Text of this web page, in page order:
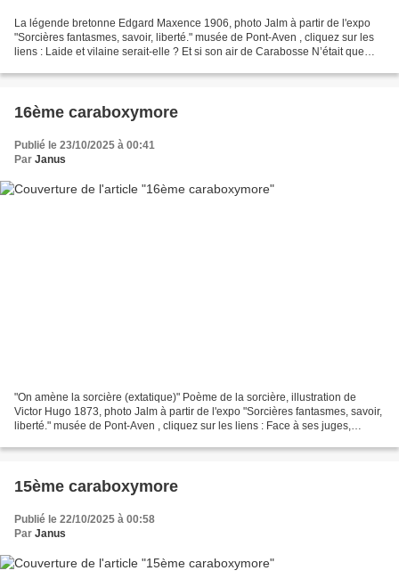
La légende bretonne Edgard Maxence 1906, photo Jalm à partir de l'expo
"Sorcières fantasmes, savoir, liberté." musée de Pont-Aven , cliquez sur les
liens : Laide et vilaine serait-elle ? Et si son air de Carabosse N’était que
16ème caraboxymore
Publié le 23/10/2025 à 00:41
Par Janus
"On amène la sorcière (extatique)" Poème de la sorcière, illustration de
Victor Hugo 1873, photo Jalm à partir de l'expo "Sorcières fantasmes, savoir,
liberté." musée de Pont-Aven , cliquez sur les liens : Face à ses juges,
15ème caraboxymore
Publié le 22/10/2025 à 00:58
Par Janus